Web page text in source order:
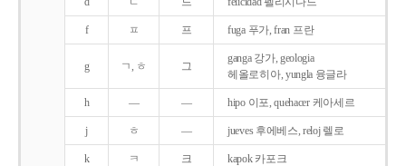
f ㅍ 프 fuga 푸가, fran 프란
g ㄱ, ㅎ 그
ganga 강가, geologia
헤올로히아, yungla 융글라
h ― ― hipo 이포, quehacer 케아세르
j ㅎ ― jueves 후에베스, reloj 렐로
k ㅋ 크 kapok 카포크